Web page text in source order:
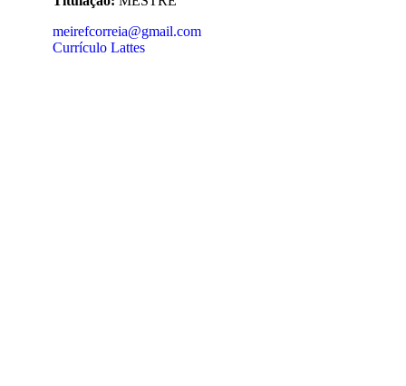
meirefcorreia@gmail.com
Currículo Lattes